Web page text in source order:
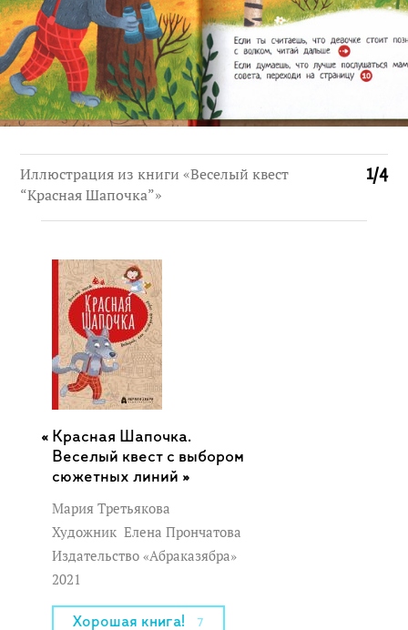
1/4
Иллюстрация из книги «Веселый квест
“Красная Шапочка”»
Красная Шапочка.
Веселый квест с выбором
сюжетных линий »
Мария Третьякова
Художник Елена Прончатова
Издательство «Абраказябра»
2021
Хорошая книга! 7